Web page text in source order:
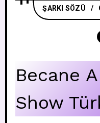
ŞARKI SÖZÜ
Becane
Show